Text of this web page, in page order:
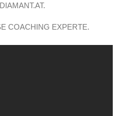
COACHING EXPERTE.